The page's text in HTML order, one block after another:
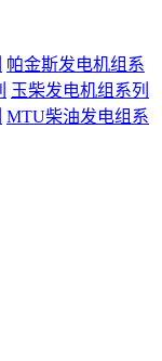
帕金斯发电机组系
玉柴发电机组系列
MTU柴油发电组系